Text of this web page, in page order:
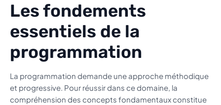
Les fondements
essentiels de la
programmation
La programmation demande une approche méthodique
et progressive. Pour réussir dans ce domaine, la
compréhension des concepts fondamentaux constitue